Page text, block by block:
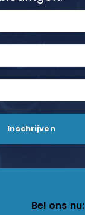
Bel ons nu: